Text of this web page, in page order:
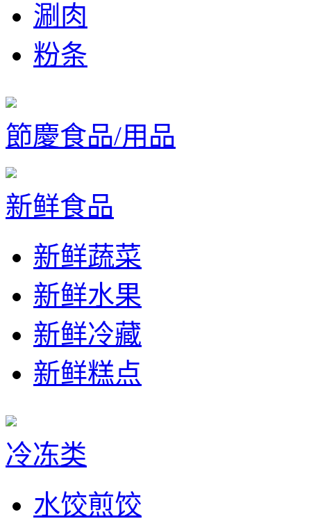
涮肉
粉条
節慶食品/用品
新鲜食品
新鲜蔬菜
新鲜水果
新鲜冷藏
新鲜糕点
冷冻类
水饺煎饺